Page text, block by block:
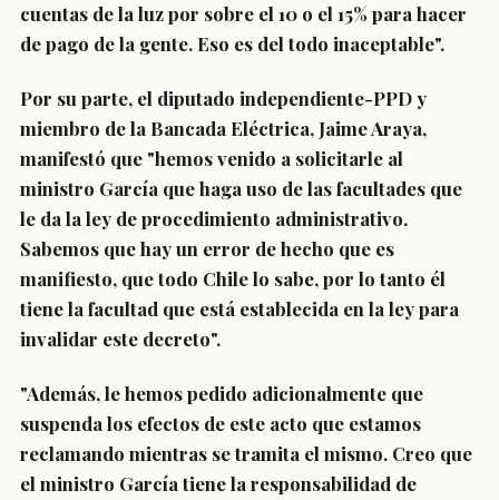
cuentas de la luz por sobre el 10 o el 15% para hacer
de pago de la gente. Eso es del todo inaceptable".
Por su parte, el diputado independiente-PPD y
miembro de la Bancada Eléctrica, Jaime Araya,
manifestó que "hemos venido a solicitarle al
ministro García que haga uso de las facultades que
le da la ley de procedimiento administrativo.
Sabemos que hay un error de hecho que es
manifiesto, que todo Chile lo sabe, por lo tanto él
tiene la facultad que está establecida en la ley para
invalidar este decreto".
"Además, le hemos pedido adicionalmente que
suspenda los efectos de este acto que estamos
reclamando mientras se tramita el mismo. Creo que
el ministro García tiene la responsabilidad de